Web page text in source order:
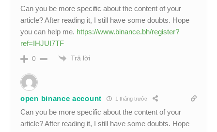
Can you be more specific about the content of your
article? After reading it, I still have some doubts. Hope
you can help me. https://www.binance.bh/register?
ref=IHJUI7TF
0 Trả lời
open binance account 1 tháng trước
Can you be more specific about the content of your
article? After reading it, I still have some doubts. Hope